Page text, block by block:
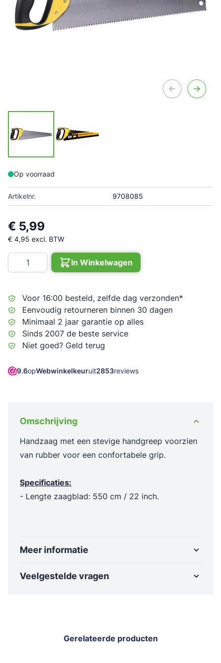
Op voorraad
Artikelnr. 9708085
€ 5,99
€ 4,95 excl. BTW
Aantal
In Winkelwagen
Voor 16:00 besteld, zelfde dag verzonden*
Eenvoudig retourneren binnen 30 dagen
Minimaal 2 jaar garantie op alles
Sinds 2007 de beste service
Niet goed? Geld terug
9.6opWebwinkelkeuruit2853reviews
Omschrijving
Handzaag met een stevige handgreep voorzien
van rubber voor een confortabele grip.
Specificaties:
- Lengte zaagblad: 550 cm / 22 inch.
Meer informatie
Veelgestelde vragen
Gerelateerde producten